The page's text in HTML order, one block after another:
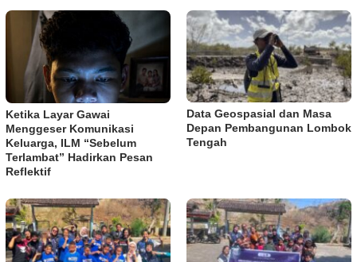
Ketika Layar Gawai
Menggeser Komunikasi
Keluarga, ILM “Sebelum
Terlambat” Hadirkan Pesan
Reflektif
Data Geospasial dan Masa
Depan Pembangunan Lombok
Tengah